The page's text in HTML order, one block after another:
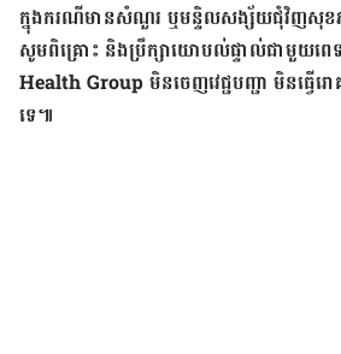
ក្នុង​ករណី​មាន​សំណួរ ឬ​មន្ទិលសង្ស័យ​ជុំវិញ​សុខភ
សូម​ពិគ្រោះ និង​ប្រឹក្សា​យោបល់​ផ្ទាល់​ជាមួយ​ព
Health Group មិន​ចេញ​វេជ្ជបញ្ជា មិន​ធ្វើ​រ
ទេ៕